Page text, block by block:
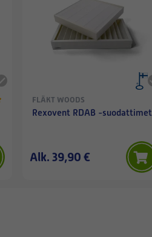
FLÄKT WOODS
Rexovent RDAB -suodattimet
Alk. 39,90 €